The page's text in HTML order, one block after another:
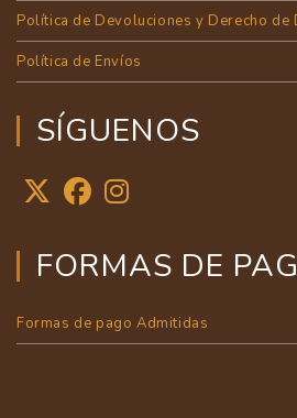
Política de Devoluciones y Derecho de
Política de Envíos
SÍGUENOS
FORMAS DE
Formas de pago Admitidas